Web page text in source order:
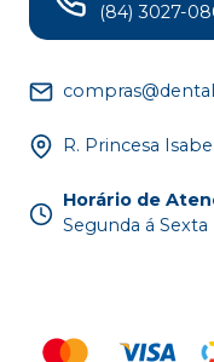
(84) 3027-
R. Princesa
Horário de
Segunda á Sexta